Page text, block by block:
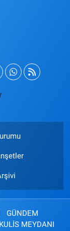
GÜNDEM
KULİS MEYDANI